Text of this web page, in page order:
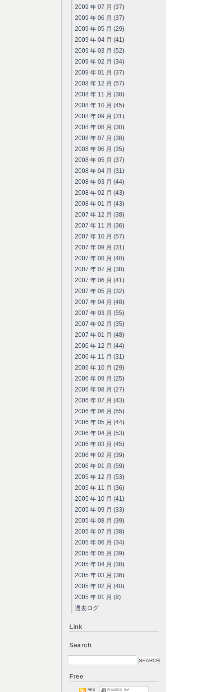
2009 年 07 月 (37)
2009 年 06 月 (37)
2009 年 05 月 (29)
2009 年 04 月 (41)
2009 年 03 月 (52)
2009 年 02 月 (34)
2009 年 01 月 (37)
2008 年 12 月 (57)
2008 年 11 月 (38)
2008 年 10 月 (45)
2008 年 09 月 (31)
2008 年 08 月 (30)
2008 年 07 月 (38)
2008 年 06 月 (35)
2008 年 05 月 (37)
2008 年 04 月 (31)
2008 年 03 月 (44)
2008 年 02 月 (43)
2008 年 01 月 (43)
2007 年 12 月 (38)
2007 年 11 月 (36)
2007 年 10 月 (57)
2007 年 09 月 (31)
2007 年 08 月 (40)
2007 年 07 月 (38)
2007 年 06 月 (41)
2007 年 05 月 (32)
2007 年 04 月 (48)
2007 年 03 月 (55)
2007 年 02 月 (35)
2007 年 01 月 (48)
2006 年 12 月 (44)
2006 年 11 月 (31)
2006 年 10 月 (29)
2006 年 09 月 (25)
2006 年 08 月 (27)
2006 年 07 月 (43)
2006 年 06 月 (55)
2006 年 05 月 (44)
2006 年 04 月 (53)
2006 年 03 月 (45)
2006 年 02 月 (39)
2006 年 01 月 (59)
2005 年 12 月 (53)
2005 年 11 月 (36)
2005 年 10 月 (41)
2005 年 09 月 (33)
2005 年 08 月 (39)
2005 年 07 月 (38)
2005 年 06 月 (34)
2005 年 05 月 (39)
2005 年 04 月 (38)
2005 年 03 月 (36)
2005 年 02 月 (40)
2005 年 01 月 (8)
過去ログ
Link
Search
Free